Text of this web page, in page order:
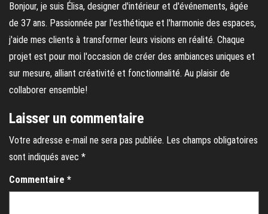
Bonjour, je suis Élisa, designer d'intérieur et d'événements, âgée
de 37 ans. Passionnée par l'esthétique et l'harmonie des espaces,
j'aide mes clients à transformer leurs visions en réalité. Chaque
projet est pour moi l'occasion de créer des ambiances uniques et
sur mesure, alliant créativité et fonctionnalité. Au plaisir de
collaborer ensemble!
Laisser un commentaire
Votre adresse e-mail ne sera pas publiée. Les champs obligatoires
sont indiqués avec *
Commentaire *